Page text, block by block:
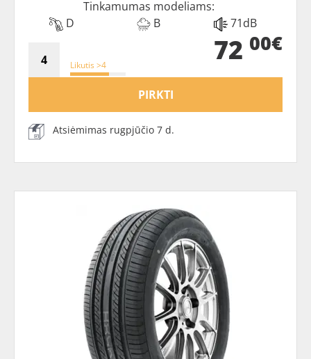
Tinkamumas modeliams:
D
B 71dB
Likutis >4 72 00€
PIRKTI
Atsiėmimas rugpjūčio 7 d.